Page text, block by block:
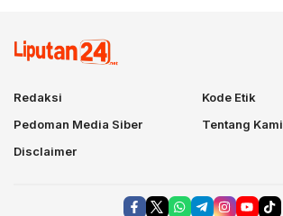
Redaksi
Kode Etik
Pedoman Media Siber
Tentang Kami
Disclaimer